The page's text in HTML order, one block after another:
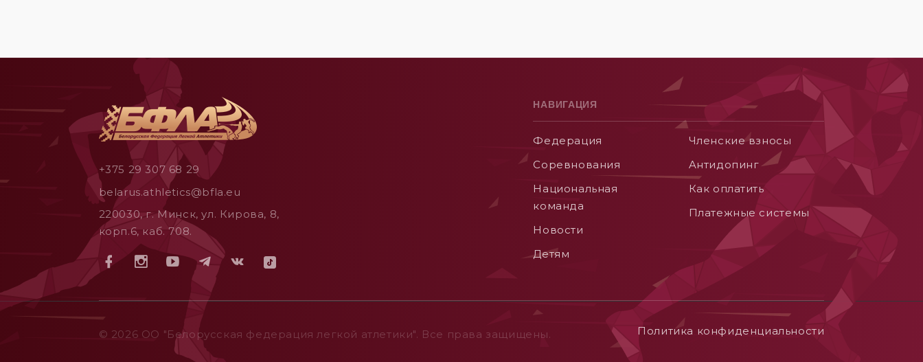
+375 29 307 68 29
belarus.athletics@bfla.eu
220030, г. Минск, ул. Кирова, 8,
корп.6, каб. 708.
НАВИГАЦИЯ
Федерация
Соревнования
Национальная
команда
Новости
Детям
Членские взносы
Aнтидопинг
Как оплатить
Платежные системы
© 2026 ОO "Белорусская федерация легкой атлетики". Все права защищены. Политика конфиденциальности